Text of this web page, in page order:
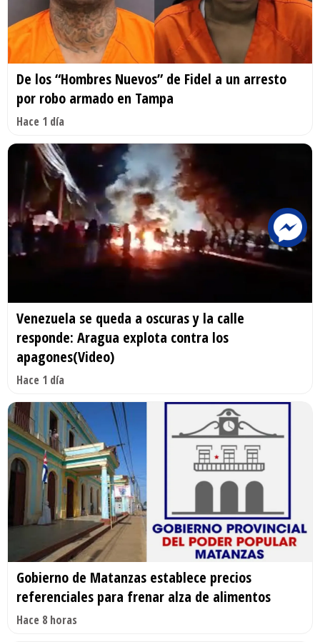
De los “Hombres Nuevos” de Fidel a un arresto
por robo armado en Tampa
Hace 1 día
Venezuela se queda a oscuras y la calle
responde: Aragua explota contra los
apagones(Video)
Hace 1 día
Gobierno de Matanzas establece precios
referenciales para frenar alza de alimentos
Hace 8 horas